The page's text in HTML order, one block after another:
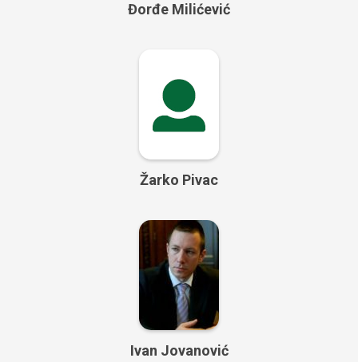
Đorđe Milićević
Žarko Pivac
Ivan Jovanović